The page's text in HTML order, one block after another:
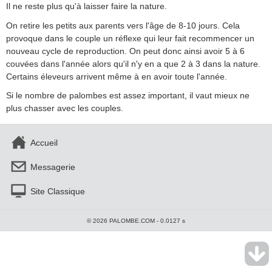
Il ne reste plus qu'à laisser faire la nature.
On retire les petits aux parents vers l'âge de 8-10 jours. Cela
provoque dans le couple un réflexe qui leur fait recommencer un
nouveau cycle de reproduction. On peut donc ainsi avoir 5 à 6
couvées dans l'année alors qu'il n'y en a que 2 à 3 dans la nature.
Certains éleveurs arrivent même à en avoir toute l'année.
Si le nombre de palombes est assez important, il vaut mieux ne
plus chasser avec les couples.
Accueil
Messagerie
Site Classique
© 2026 PALOMBE.COM - 0.0127 s